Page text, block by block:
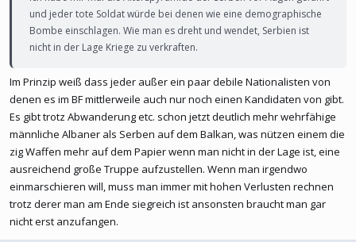
und jeder tote Soldat würde bei denen wie eine demographische
Bombe einschlagen. Wie man es dreht und wendet, Serbien ist
nicht in der Lage Kriege zu verkraften.
Im Prinzip weiß dass jeder außer ein paar debile Nationalisten von
denen es im BF mittlerweile auch nur noch einen Kandidaten von gibt.
Es gibt trotz Abwanderung etc. schon jetzt deutlich mehr wehrfähige
männliche Albaner als Serben auf dem Balkan, was nützen einem die
zig Waffen mehr auf dem Papier wenn man nicht in der Lage ist, eine
ausreichend große Truppe aufzustellen. Wenn man irgendwo
einmarschieren will, muss man immer mit hohen Verlusten rechnen
trotz derer man am Ende siegreich ist ansonsten braucht man gar
nicht erst anzufangen.